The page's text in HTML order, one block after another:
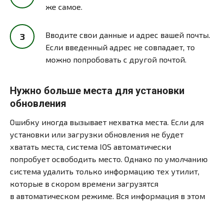
же самое.
Вводите свои данные и адрес вашей почты.
Если введенный адрес не совпадает, то
можно попробовать с другой почтой.
Нужно больше места для установки
обновления
Ошибку иногда вызывает нехватка места. Если для
установки или загрузки обновления не будет
хватать места, система IOS автоматически
попробует освободить место. Однако по умолчанию
система удалить только информацию тех утилит,
которые в скором времени загрузятся
в автоматическом режиме. Вся информация в этом